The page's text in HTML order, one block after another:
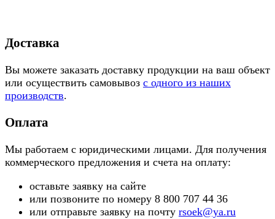
Доставка
Вы можете заказать доставку продукции на ваш объект
или осуществить самовывоз с одного из наших
производств.
Оплата
Мы работаем с юридическими лицами. Для получения
коммерческого предложения и счета на оплату:
оставьте заявку на сайте
или позвоните по номеру 8 800 707 44 36
или отправьте заявку на почту rsoek@ya.ru